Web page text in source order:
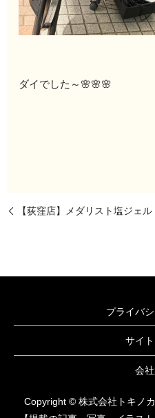
ダイでした～🌸🌸🌸
【荻窪店】メダリスト塩ジェ
プライバ
サイ
会
Copyright © 株式会社トキノ